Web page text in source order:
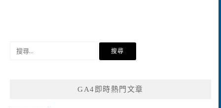
GA4即時熱門文章